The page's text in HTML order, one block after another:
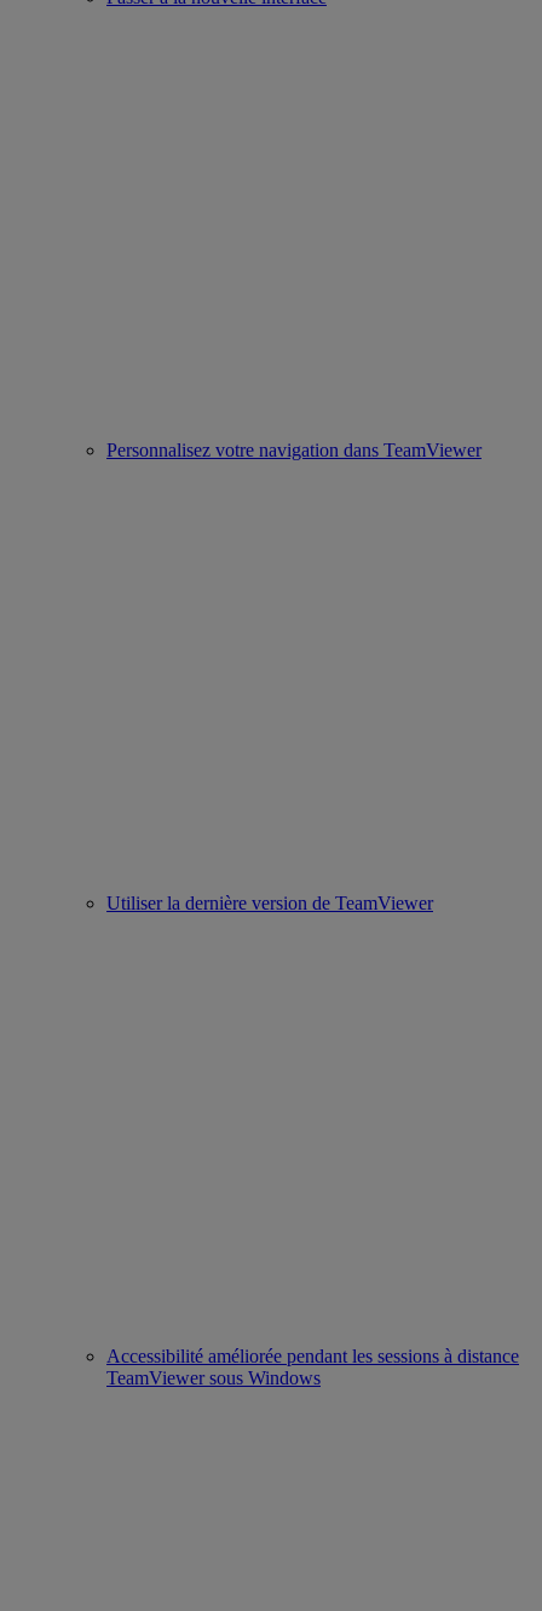
Personnalisez votre navigation dans TeamViewer
Utiliser la dernière version de TeamViewer
Accessibilité améliorée pendant les sessions à distance
TeamViewer sous Windows